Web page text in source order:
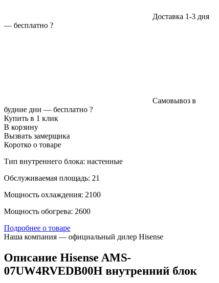
Доставка 1-3 дня
— бесплатно ?
Самовывоз в
будние дни — бесплатно ?
Купить в 1 клик
В корзину
Вызвать замерщика
Коротко о товаре
Тип внутреннего блока: настенные
Обслуживаемая площадь: 21
Мощность охлаждения: 2100
Мощность обогрева: 2600
Подробнее о товаре
Наша компания — официальный дилер Hisense
Описание Hisense AMS-
07UW4RVEDB00H внутренний блок